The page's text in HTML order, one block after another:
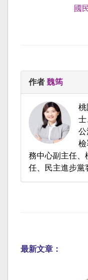
國
作者 魏筠
桃
士
公
檢
務中心副主任、
任、民主進步黨
最新文章：